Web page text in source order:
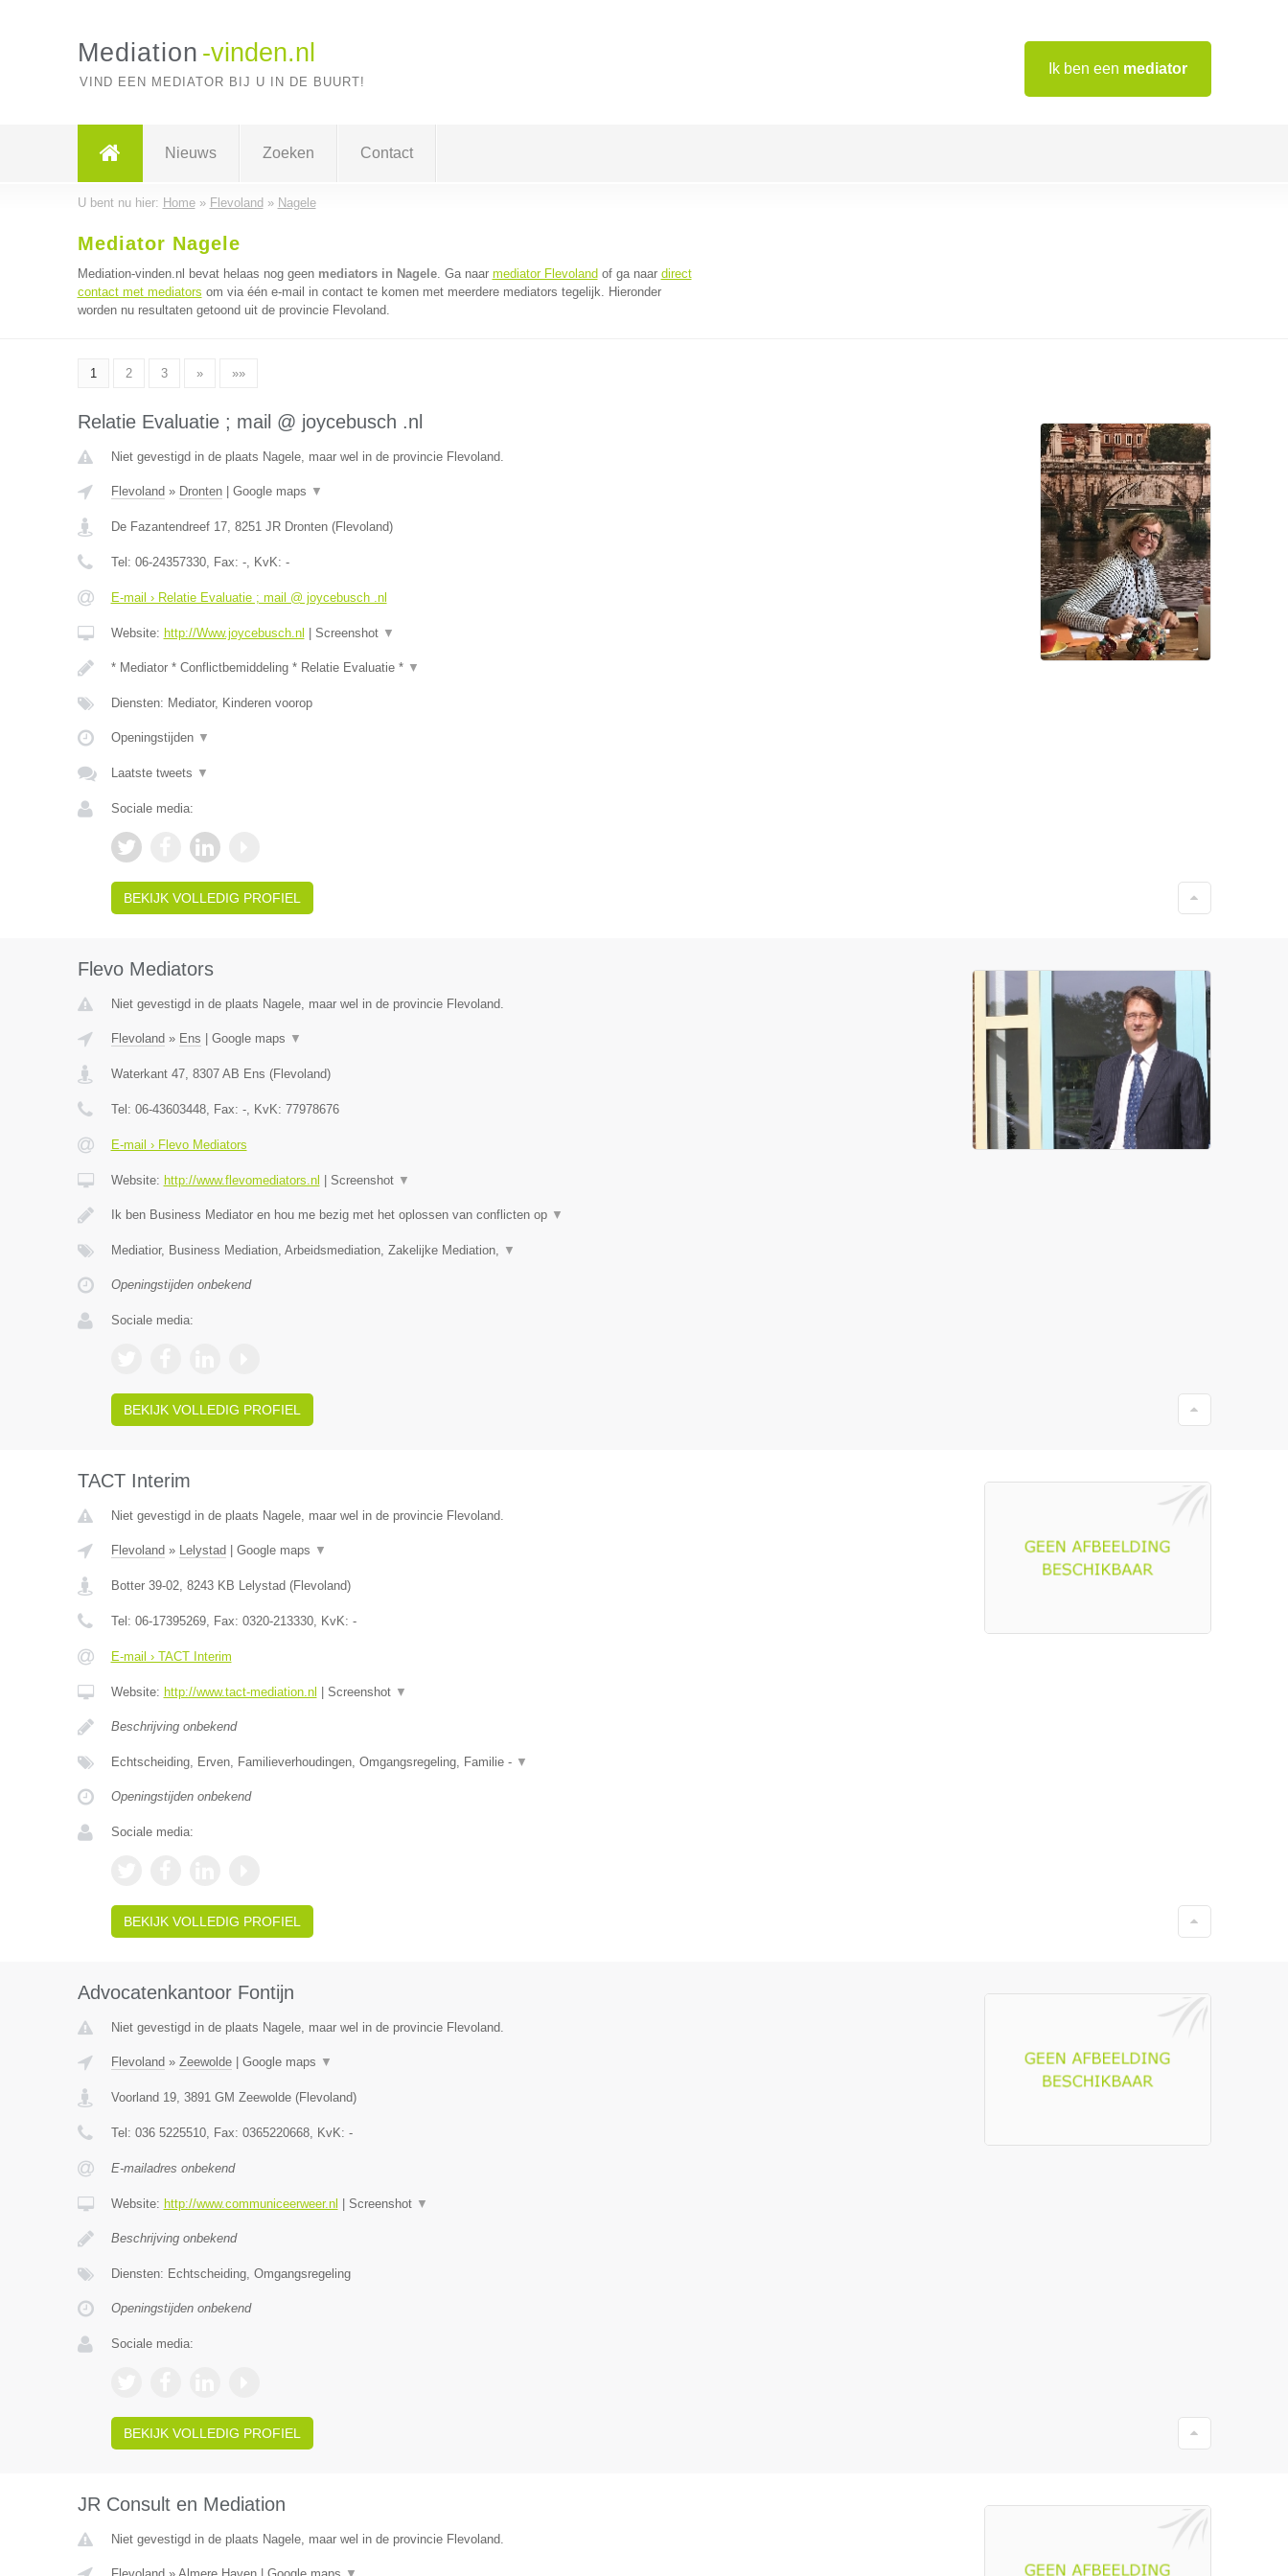
Ik ben een mediator
Mediation -vinden.nl
VIND EEN MEDIATOR BIJ U IN DE BUURT!
Nieuws Zoeken Contact
U bent nu hier: Home» Flevoland » Nagele
Mediator Nagele
Mediation-vinden.nl bevat helaas nog geen mediators in Nagele. Ga naar mediator Flevoland of ga naar direct
contact met mediators om via één e-mail in contact te komen met meerdere mediators tegelijk. Hieronder
worden nu resultaten getoond uit de provincie Flevoland.
1 2 3 » »»
Relatie Evaluatie ; mail @ joycebusch .nl
Niet gevestigd in de plaats Nagele, maar wel in de provincie Flevoland.
Flevoland » Dronten| Google maps ▼
De Fazantendreef 17, 8251 JR Dronten(Flevoland)
Tel: 06-24357330, Fax: -, KvK: -
E-mail › Relatie Evaluatie ; mail @ joycebusch .nl
Website: http://Www.joycebusch.nl Screenshot ▼
* Mediator * Conflictbemiddeling * Relatie Evaluatie * ▼
Diensten: Mediator, Kinderen voorop
Openingstijden ▼
Laatste tweets ▼
Sociale media:
BEKIJK VOLLEDIG PROFIEL
Flevo Mediators
Niet gevestigd in de plaats Nagele, maar wel in de provincie Flevoland.
Flevoland » Ens Google maps ▼
Waterkant 47, 8307 AB Ens (Flevoland)
Tel: 06-43603448, Fax: -, KvK: 77978676
E-mail › Flevo Mediators
Website: http://www.flevomediators.nl Screenshot ▼
Ik ben Business Mediator en hou me bezig met het oplossen van conflicten op ▼
Mediatior, Business Mediation, Arbeidsmediation, Zakelijke Mediation, ▼
Openingstijden onbekend
Sociale media:
BEKIJK VOLLEDIG PROFIEL
TACT Interim
Niet gevestigd in de plaats Nagele, maar wel in de provincie Flevoland.
Flevoland » Lelystad Google maps ▼
Botter 39-02, 8243 KB Lelystad (Flevoland)
Tel: 06-17395269, Fax: 0320-213330, KvK: -
E-mail › TACT Interim
Website: http://www.tact-mediation.nl Screenshot ▼
Beschrijving onbekend
Echtscheiding, Erven, Familieverhoudingen, Omgangsregeling, Familie - ▼
Openingstijden onbekend
Sociale media:
BEKIJK VOLLEDIG PROFIEL
Advocatenkantoor Fontijn
Niet gevestigd in de plaats Nagele, maar wel in de provincie Flevoland.
Flevoland » Zeewolde| Google maps ▼
Voorland 19, 3891 GM Zeewolde(Flevoland)
Tel: 036 5225510, Fax: 0365220668, KvK: -
E-mailadres onbekend
Website: http://www.communiceerweer.nl Screenshot ▼
Beschrijving onbekend
Diensten: Echtscheiding, Omgangsregeling
Openingstijden onbekend
Sociale media:
BEKIJK VOLLEDIG PROFIEL
JR Consult en Mediation
Niet gevestigd in de plaats Nagele, maar wel in de provincie Flevoland.